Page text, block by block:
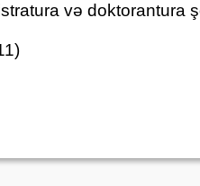
və doktorantura